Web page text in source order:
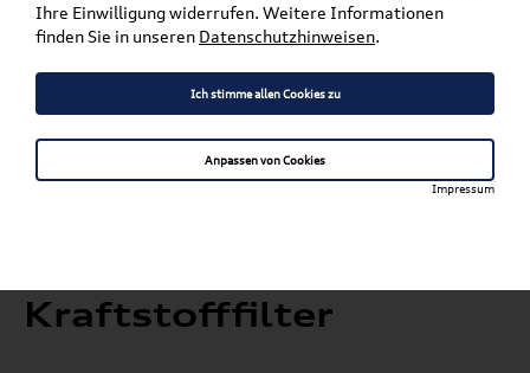
Modell wählen
Karosserieform wählen
Kraftstofffilter
Ihre Einwilligung widerrufen. Weitere Informationen
finden Sie in unseren Datenschutzhinweisen.
Ich stimme allen Cookies zu
Anpassen von Cookies
Impressum